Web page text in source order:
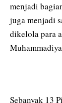
menjadi
juga menjadi
dikelola para
Sebanyak 13